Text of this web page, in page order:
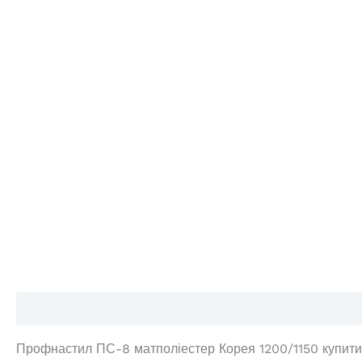
Профнастил ПС-8 матполіестер Корея 1200/1150 купити